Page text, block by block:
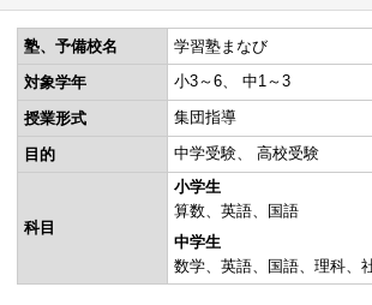
塾、予備校名
学習塾まなび
対象学年
小3～6 中1～3
授業形式 集団指導
目的 中学受験 高校受験
科目
小学生
算数
英語
国語
中学生
数学
英語 国語 理科